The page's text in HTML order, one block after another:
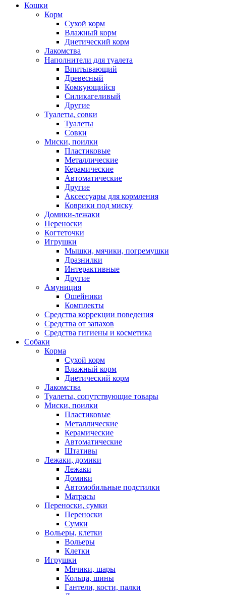
Кошки
Корм
Сухой корм
Влажный корм
Диетический корм
Лакомства
Наполнители для туалета
Впитывающий
Древесный
Комкующийся
Силикагеливый
Другие
Туалеты, совки
Туалеты
Совки
Миски, поилки
Пластиковые
Металлические
Керамические
Автоматические
Другие
Аксессуары для кормления
Коврики под миску
Домики-лежаки
Переноски
Когтеточки
Игрушки
Мышки, мячики, погремушки
Дразнилки
Интерактивные
Другие
Амуниция
Ошейники
Комплекты
Средства коррекции поведения
Средства от запахов
Средства гигиены и косметика
Собаки
Корма
Сухой корм
Влажный корм
Диетический корм
Лакомства
Туалеты, сопутствующие товары
Миски, поилки
Пластиковые
Металлические
Керамические
Автоматические
Штативы
Лежаки, домики
Лежаки
Домики
Автомобильные подстилки
Матрасы
Переноски, сумки
Переноски
Сумки
Вольеры, клетки
Вольеры
Клетки
Игрушки
Мячики, шары
Кольца, шины
Гантели, кости, палки